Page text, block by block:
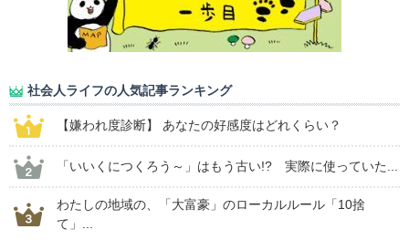
社会人ライフの人気記事ランキング
【嫌われ度診断】 あなたの好感度はどれくらい？
「いいくにつくろう～」はもう古い!? 実際に使っていた...
わたしの地域の、「大富豪」のローカルルール「10捨
て」...